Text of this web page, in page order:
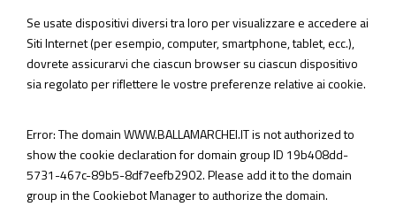
Se usate dispositivi diversi tra loro per visualizzare e accedere ai
Siti Internet (per esempio, computer, smartphone, tablet, ecc.),
dovrete assicurarvi che ciascun browser su ciascun dispositivo
sia regolato per riflettere le vostre preferenze relative ai cookie.
Error: The domain WWW.BALLAMARCHEI.IT is not authorized to
show the cookie declaration for domain group ID 19b408dd-
5731-467c-89b5-8df7eefb2902. Please add it to the domain
group in the Cookiebot Manager to authorize the domain.